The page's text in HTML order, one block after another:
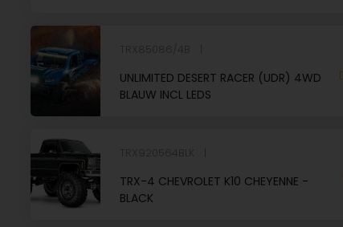
TRX85086/4B
UNLIMITED DESERT RACER (UDR) 4WD
BLAUW INCL LEDS
TRX920564BLK
TRX-4 CHEVROLET K10 CHEYENNE -
BLACK